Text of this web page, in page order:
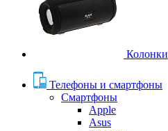
Колонки
Телефоны и смартфоны
Смартфоны
Apple
Asus